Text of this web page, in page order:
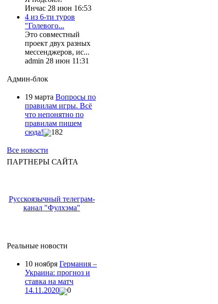
Инчас 28 июн 16:53
4 из 6-ти туров
"Голевого...
Это совместный
проект двух разных
мессенджеров, ис...
admin 28 июн 11:31
Админ-блок
19 марта Вопросы по
правилам игры. Всё
что непонятно по
правилам пишем
сюда!
182
Все новости
ПАРТНЕРЫ САЙТА
Русскоязычный телеграм-
канал "Фулхэма"
Реальные новости
10 ноября Германия –
Украина: прогноз и
ставка на матч
14.11.2020
0